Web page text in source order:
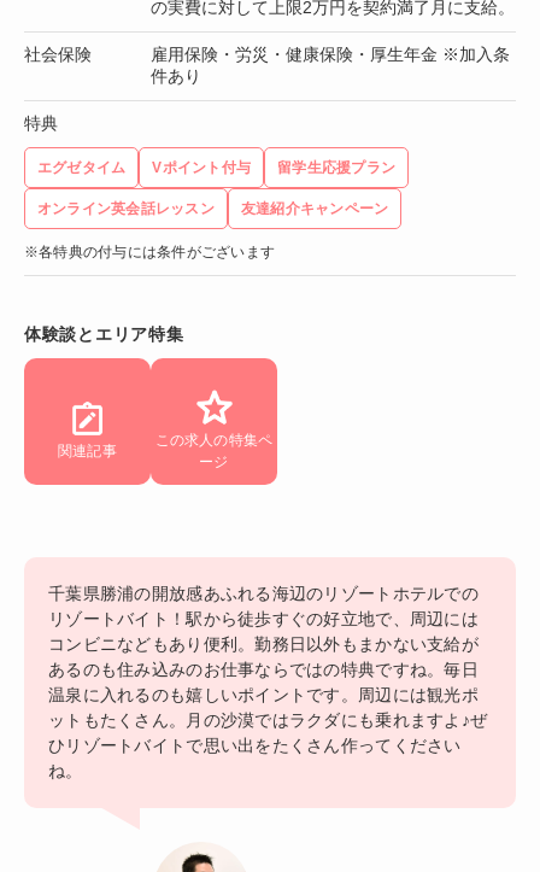
の実費に対して上限2万円を契約満了月に支給。
社会保険
雇用保険・労災・健康保険・厚生年金 ※加入条
件あり
特典
エグゼタイム Vポイント付与 留学生応援プラン
オンライン英会話レッスン 友達紹介キャンペーン
※各特典の付与には条件がございます
体験談とエリア特集
関連記事
この求人の特集ペ
ージ
千葉県勝浦の開放感あふれる海辺のリゾートホテルでの
リゾートバイト！駅から徒歩すぐの好立地で、周辺には
コンビニなどもあり便利。勤務日以外もまかない支給が
あるのも住み込みのお仕事ならではの特典ですね。毎日
温泉に入れるのも嬉しいポイントです。周辺には観光ポ
ットもたくさん。月の沙漠ではラクダにも乗れますよ♪ぜ
ひリゾートバイトで思い出をたくさん作ってください
ね。